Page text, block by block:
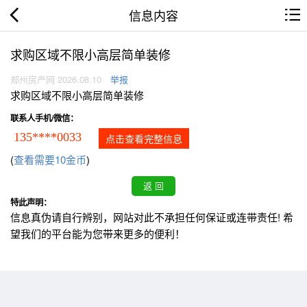
信息内容
求购区域不限小高层简单装修
郑州房产网 2026.08.10 举报
求购区域不限小高层简单装修
联系人手机/微信：
135****0033 点击查看完整信息
(查看需要10金币)
特此声明：
信息真伪请自行辨别，网站对此不承担任何保证或连带责任! 希
望我们的平台能为您带来更多的便利！